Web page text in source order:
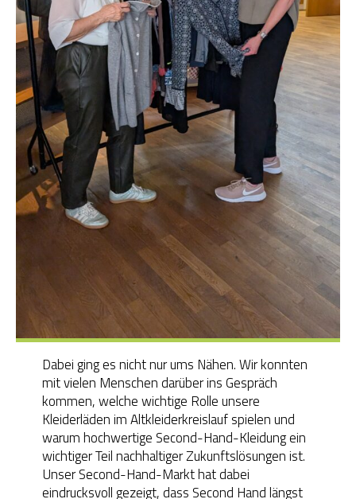
Dabei ging es nicht nur ums Nähen. Wir konnten
mit vielen Menschen darüber ins Gespräch
kommen, welche wichtige Rolle unsere
Kleiderläden im Altkleiderkreislauf spielen und
warum hochwertige Second-Hand-Kleidung ein
wichtiger Teil nachhaltiger Zukunftslösungen ist.
Unser Second-Hand-Markt hat dabei
eindrucksvoll gezeigt, dass Second Hand längst